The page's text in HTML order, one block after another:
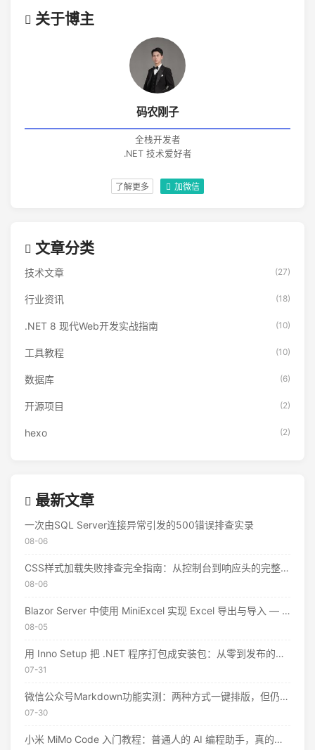
关于博主
码农刚子
全栈开发者
.NET 技术爱好者
了解更多 加微信
文章分类
技术文章 (27)
行业资讯 (18)
.NET 8 现代Web开发实战指南 (10)
工具教程 (10)
数据库 (6)
开源项目 (2)
hexo (2)
最新文章
一次由SQL Server连接异常引发的500错误排查实录
08-06
CSS样式加载失败排查完全指南：从控制台到响应头的完整思路
08-06
Blazor Server 中使用 MiniExcel 实现 Excel 导出与导入 — 实战教程
08-05
用 Inno Setup 把 .NET 程序打包成安装包：从零到发布的完整指南
07-31
微信公众号Markdown功能实测：两种方式一键排版，但仍有这些限制
07-30
小米 MiMo Code 入门教程：普通人的 AI 编程助手，真的不用花钱